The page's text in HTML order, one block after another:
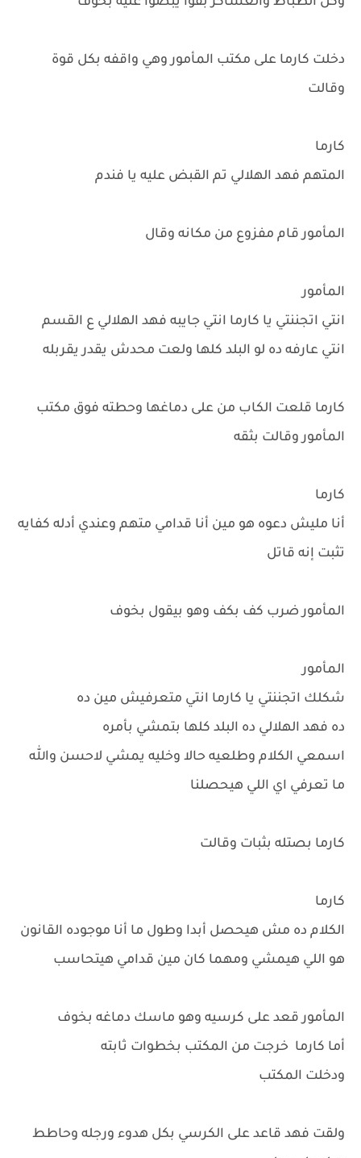
دخلت كارما على مكتب المأمور وهي واقفه بكل قوة
وقالت
كارما
المتهم فهد الهلالي تم القبض عليه يا فندم
المأمور قام مفزوع من مكانه وقال
المأمور
انتي اتجننتي يا كارما انتي جايبه فهد الهلالي ع القسم
انتي عارفه ده لو البلد كلها ولعت محدش يقدر يقربله
كارما قلعت الكاب من على دماغها وحطته فوق مكتب
المأمور وقالت بثقه
كارما
أنا مليش دعوه هو مين أنا قدامي متهم وعندي أدله كفايه
تثبت إنه قاتل
المأمور ضرب كف بكف وهو بيقول بخوف
المأمور
شكلك اتجننتي يا كارما انتي متعرفيش مين ده
ده فهد الهلالي ده البلد كلها بتمشي بأمره
اسمعي الكلام وطلعيه حالا وخليه يمشي لاحسن والله
ما تعرفي اي اللي هيحصلنا
كارما بصتله بثبات وقالت
كارما
الكلام ده مش هيحصل أبدا وطول ما أنا موجوده القانون
هو اللي هيمشي ومهما كان مين قدامي هيتحاسب
المأمور قعد على كرسيه وهو ماسك دماغه بخوف
أما كارما خرجت من المكتب بخطوات ثابته
ودخلت المكتب
ولقت فهد قاعد على الكرسي بكل هدوء ورجله وحاطط